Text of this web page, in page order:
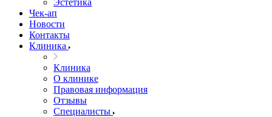
Эстетика
Чек-ап
Новости
Контакты
Клиника
Клиника
О клинике
Правовая информация
Отзывы
Специалисты